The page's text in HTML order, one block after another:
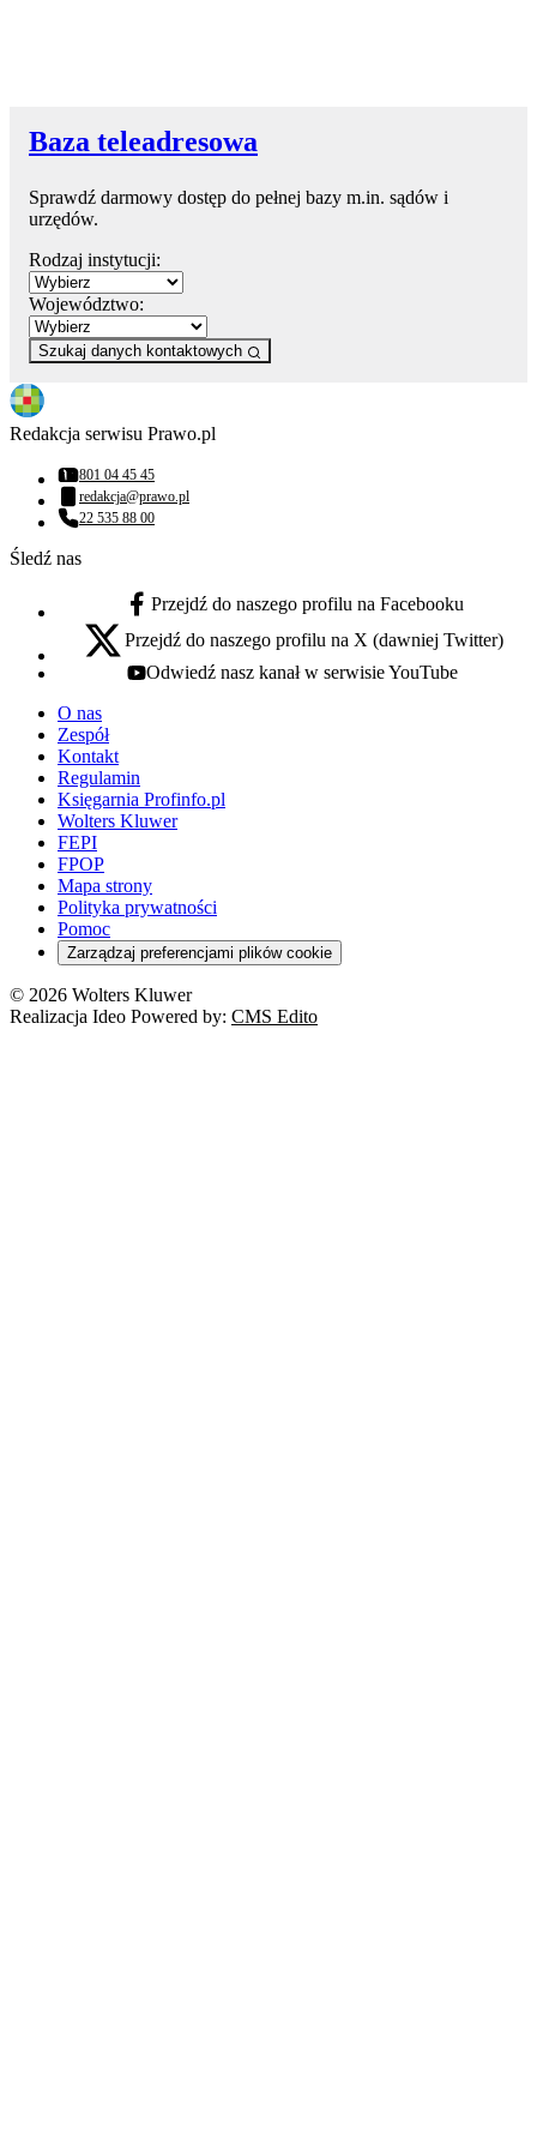
Baza teleadresowa
Sprawdź darmowy dostęp do pełnej bazy m.in. sądów i
urzędów.
Rodzaj instytucji:
Województwo:
Szukaj danych kontaktowych
Redakcja serwisu Prawo.pl
Numer telefonu:
801 04 45 45
Adres email:
redakcja@prawo.pl
Numer telefonu:
22 535 88 00
Śledź nas
facebook - otwiera się w nowej karcie
Przejdź do naszego profilu na Facebooku
x - otwiera się w nowej karcie
Przejdź do naszego profilu na X (dawniej Twitter)
youtube - otwiera się w nowej karcie
Odwiedź nasz kanał w serwisie YouTube
O nas
Zespół
Kontakt
Regulamin
Księgarnia Profinfo.pl
Wolters Kluwer
FEPI
FPOP
Mapa strony
Polityka prywatności
Pomoc
Zarządzaj preferencjami plików cookie
© 2026 Wolters Kluwer
Realizacja Ideo Powered by: CMS Edito